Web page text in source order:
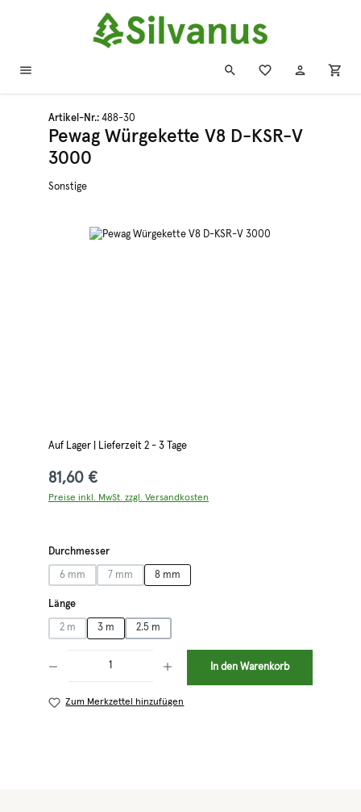
Zum Hauptinhalt springen
Artikel-Nr.: 488-30
Pewag Würgekette V8 D-KSR-V
3000
Sonstige
Bildergalerie überspringen
Auf Lager | Lieferzeit 2 - 3 Tage
81,60 €
Preise inkl. MwSt. zzgl. Versandkosten
Durchmesserauswählen
6 mm
(Diese Option ist zurzeit nicht verfügbar.)
7 mm
(Diese Option ist zurzeit nicht verfügbar.)
8 mm
Längeauswählen
2 m 3 m 2.5 m
In den Warenkorb
Zum Merkzettel hinzufügen